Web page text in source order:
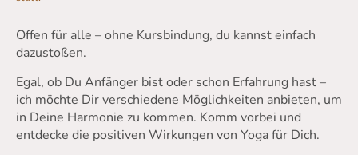
Offen für alle – ohne Kursbindung, du kannst einfach
dazustoßen.
Egal, ob Du Anfänger bist oder schon Erfahrung hast –
ich möchte Dir verschiedene Möglichkeiten anbieten, um
in Deine Harmonie zu kommen. Komm vorbei und
entdecke die positiven Wirkungen von Yoga für Dich.